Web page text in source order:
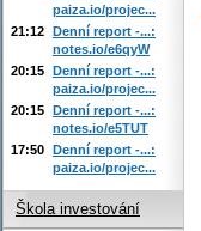
paiza.io/projec...
21:12 Denní report -...:
notes.io/e6qyW
20:15 Denní report -...:
paiza.io/projec...
20:15 Denní report -...:
notes.io/e5TUT
17:50 Denní report -...:
paiza.io/projec...
Škola investování